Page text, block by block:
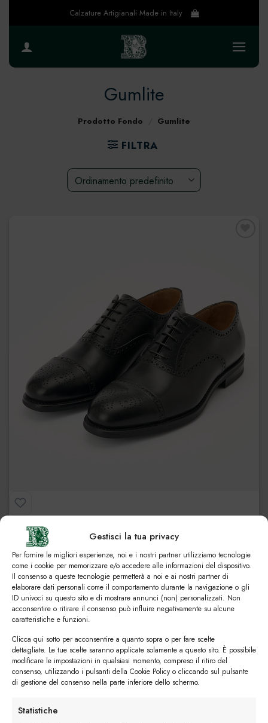
Gestisci la tua privacy
Per fornire le migliori esperienze, noi e i nostri partner utilizziamo tecnologie
come i cookie per memorizzare e/o accedere alle informazioni del dispositivo.
Il consenso a queste tecnologie permetterà a noi e ai nostri partner di
elaborare dati personali come il comportamento durante la navigazione o gli
ID univoci su questo sito e di mostrare annunci (non) personalizzati. Non
acconsentire o ritirare il consenso può influire negativamente su alcune
caratteristiche e funzioni.
Clicca qui sotto per acconsentire a quanto sopra o per fare scelte
dettagliate. Le tue scelte saranno applicate solamente a questo sito. È possibile
modificare le impostazioni in qualsiasi momento, compreso il ritiro del
consenso, utilizzando i pulsanti della Cookie Policy o cliccando sul pulsante
di gestione del consenso nella parte inferiore dello schermo.
Statistiche
Calzature Artigianali Made in Italy
Gumlite
Prodotto Fondo Gumlite
FILTRA
Preferiti